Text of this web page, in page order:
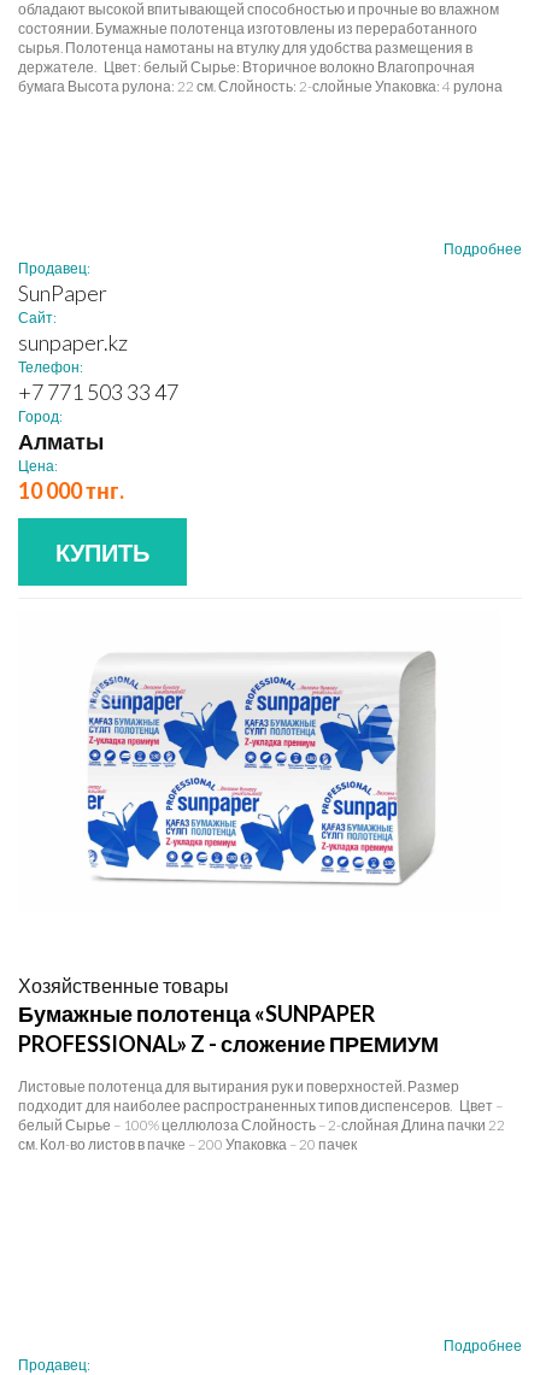
обладают высокой впитывающей способностью и прочные во влажном
состоянии. Бумажные полотенца изготовлены из переработанного
сырья. Полотенца намотаны на втулку для удобства размещения в
держателе. Цвет: белый Сырье: Вторичное волокно Влагопрочная
бумага Высота рулона: 22 см. Слойность: 2-слойные Упаковка: 4 рулона
Подробнее
Продавец:
SunPaper
Сайт:
sunpaper.kz
Телефон:
+7 771 503 33 47
Город:
Алматы
Цена:
10 000 тнг.
КУПИТЬ
Хозяйственные товары
Бумажные полотенца «SUNPAPER
PROFESSIONAL» Z - сложение ПРЕМИУМ
Листовые полотенца для вытирания рук и поверхностей. Размер
подходит для наиболее распространенных типов диспенсеров. Цвет –
белый Сырье – 100% целлюлоза Слойность – 2-слойная Длина пачки 22
см. Кол-во листов в пачке – 200 Упаковка – 20 пачек
Подробнее
Продавец: